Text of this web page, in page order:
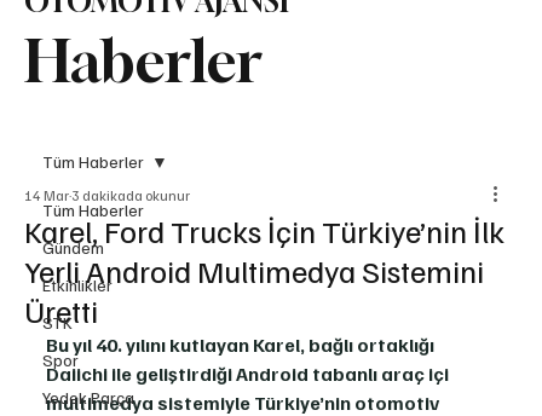
Haberler
Tüm Haberler
Gündem
Etkinlikler
STK
Spor
Yedek Parça
Tüm Haberler
Karel, Ford Trucks İçin Türkiye’nin İlk
Yerli Android Multimedya Sistemini
Üretti
14 Mar 3 dakikada okunur
Bu yıl 40. yılını kutlayan Karel, bağlı ortaklığı
Daiichi ile geliştirdiği Android tabanlı araç içi
multimedya sistemiyle Türkiye’nin otomotiv